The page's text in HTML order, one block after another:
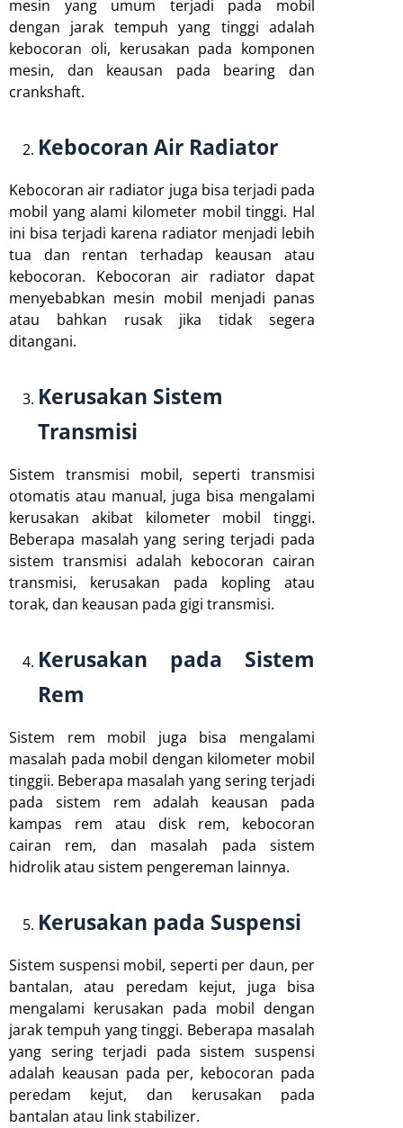
mesin yang umum terjadi pada mobil
dengan jarak tempuh yang tinggi adalah
kebocoran oli, kerusakan pada komponen
mesin, dan keausan pada bearing dan
crankshaft.
Kebocoran Air Radiator
Kebocoran air radiator juga bisa terjadi pada
mobil yang alami kilometer mobil tinggi. Hal
ini bisa terjadi karena radiator menjadi lebih
tua dan rentan terhadap keausan atau
kebocoran. Kebocoran air radiator dapat
menyebabkan mesin mobil menjadi panas
atau bahkan rusak jika tidak segera
ditangani.
Kerusakan Sistem
Transmisi
Sistem transmisi mobil, seperti transmisi
otomatis atau manual, juga bisa mengalami
kerusakan akibat kilometer mobil tinggi.
Beberapa masalah yang sering terjadi pada
sistem transmisi adalah kebocoran cairan
transmisi, kerusakan pada kopling atau
torak, dan keausan pada gigi transmisi.
Kerusakan pada Sistem
Rem
Sistem rem mobil juga bisa mengalami
masalah pada mobil dengan kilometer mobil
tinggii. Beberapa masalah yang sering terjadi
pada sistem rem adalah keausan pada
kampas rem atau disk rem, kebocoran
cairan rem, dan masalah pada sistem
hidrolik atau sistem pengereman lainnya.
Kerusakan pada Suspensi
Sistem suspensi mobil, seperti per daun, per
bantalan, atau peredam kejut, juga bisa
mengalami kerusakan pada mobil dengan
jarak tempuh yang tinggi. Beberapa masalah
yang sering terjadi pada sistem suspensi
adalah keausan pada per, kebocoran pada
peredam kejut, dan kerusakan pada
bantalan atau link stabilizer.